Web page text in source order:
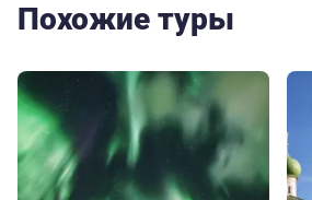
Похожие туры